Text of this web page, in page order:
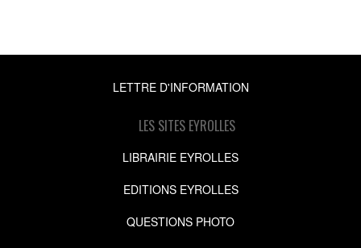
LETTRE D'INFORMATION
LES SITES EYROLLES
LIBRAIRIE EYROLLES
EDITIONS EYROLLES
QUESTIONS PHOTO